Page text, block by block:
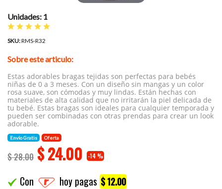
Unidades: 1
SKU:RMS-R32
Sobre este articulo:
Estas adorables bragas tejidas son perfectas para bebés
niñas de 0 a 3 meses. Con un diseño sin mangas y un color
rosa suave, son cómodas y muy lindas. Están hechas con
materiales de alta calidad que no irritarán la piel delicada de
tu bebé. Estas bragas son ideales para cualquier temporada y
pueden ser combinadas con otras prendas para crear un look
adorable.
Envío Gratis Oferta
$ 28.00 $24.00 -14 %
Con hoy pagas $ 12.00